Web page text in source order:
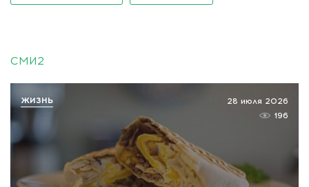
СМИ2
28 июля 2026
196
ЖИЗНЬ